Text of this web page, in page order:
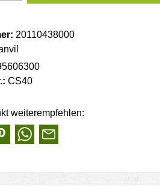
20110438000
CS40
weiterempfehlen: